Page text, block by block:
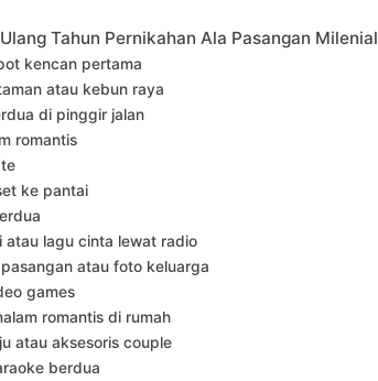
Tahun Pernikahan Ala Pasangan Milenial
kencan pertama
atau kebun raya
di pinggir jalan
romantis
ke pantai
atau lagu cinta lewat radio
atau foto keluarga
games
romantis di rumah
atau aksesoris couple
berdua